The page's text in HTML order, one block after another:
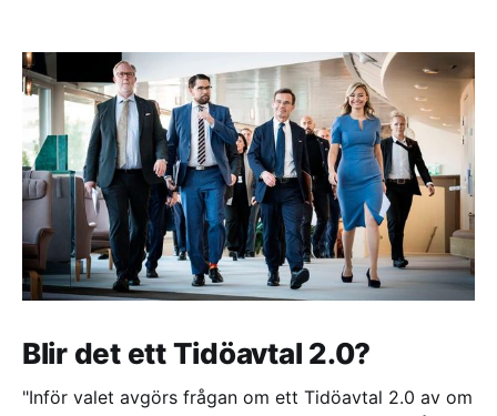
Blir det ett Tidöavtal 2.0?
"Inför valet avgörs frågan om ett Tidöavtal 2.0 av om